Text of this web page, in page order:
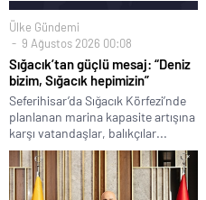
Ülke Gündemi
9 Ağustos 2026 00:08
Sığacık’tan güçlü mesaj: “Deniz
bizim, Sığacık hepimizin”
Seferihisar’da Sığacık Körfezi’nde
planlanan marina kapasite artışına
karşı vatandaşlar, balıkçılar...